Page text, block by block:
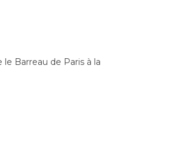
Barreau de Paris à la